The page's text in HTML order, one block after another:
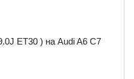
ET30 ) на Audi A6 C7